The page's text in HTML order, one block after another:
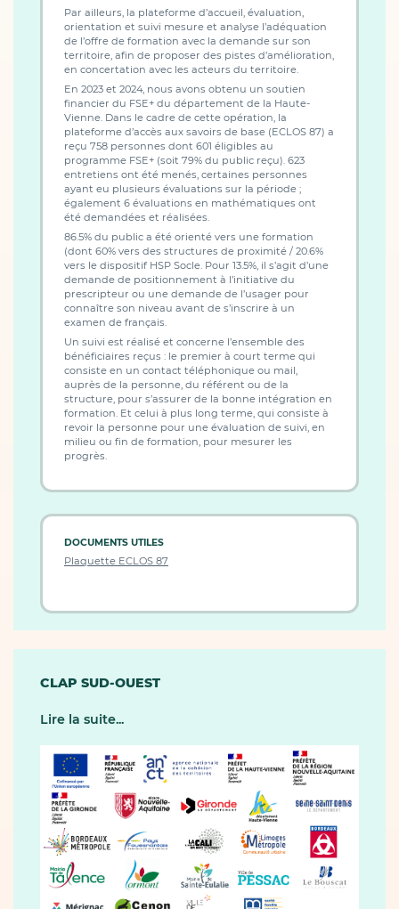
Par ailleurs, la plateforme d’accueil, évaluation,
orientation et suivi mesure et analyse l’adéquation
de l’offre de formation avec la demande sur son
territoire, afin de proposer des pistes d’amélioration,
en concertation avec les acteurs du territoire.
En 2023 et 2024, nous avons obtenu un soutien
financier du FSE+ du département de la Haute-
Vienne. Dans le cadre de cette opération, la
plateforme d’accès aux savoirs de base (ECLOS 87) a
reçu 758 personnes dont 601 éligibles au
programme FSE+ (soit 79% du public reçu). 623
entretiens ont été menés, certaines personnes
ayant eu plusieurs évaluations sur la période ;
également 6 évaluations en mathématiques ont
été demandées et réalisées.
86.5% du public a été orienté vers une formation
(dont 60% vers des structures de proximité / 20.6%
vers le dispositif HSP Socle. Pour 13.5%, il s’agit d’une
demande de positionnement à l’initiative du
prescripteur ou une demande de l’usager pour
connaître son niveau avant de s’inscrire à un
examen de français.
Un suivi est réalisé et concerne l’ensemble des
bénéficiaires reçus : le premier à court terme qui
consiste en un contact téléphonique ou mail,
auprès de la personne, du référent ou de la
structure, pour s’assurer de la bonne intégration en
formation. Et celui à plus long terme, qui consiste à
revoir la personne pour une évaluation de suivi, en
milieu ou fin de formation, pour mesurer les
progrès.
DOCUMENTS UTILES
Plaquette ECLOS 87
CLAP SUD-OUEST
Lire la suite...